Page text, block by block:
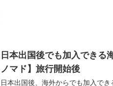
日本出国後でも加入できる
ノマド】旅行開始後
日本出国後、海外からでも加入で